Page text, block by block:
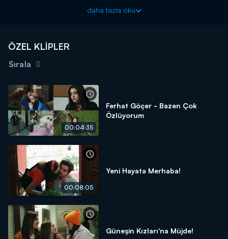
daha fazla oku
ÖZEL KLİPLER
Sırala
00:04:35
Ferhat Göçer - Bazen Çok
Özlüyorum
00:08:05
Yeni Hayata Merhaba!
Güneşin Kızları'na Müjde!